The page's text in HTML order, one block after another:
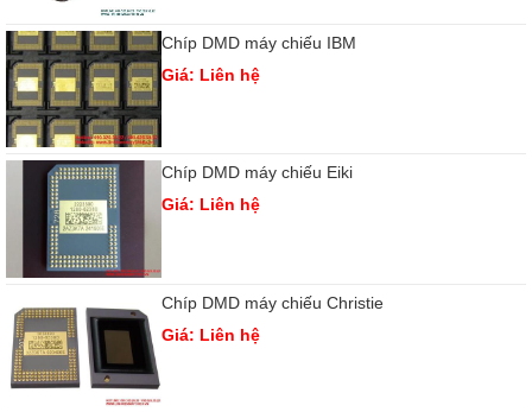
Chíp DMD máy chiếu IBM
Giá: Liên hệ
Chíp DMD máy chiếu Eiki
Giá: Liên hệ
Chíp DMD máy chiếu Christie
Giá: Liên hệ